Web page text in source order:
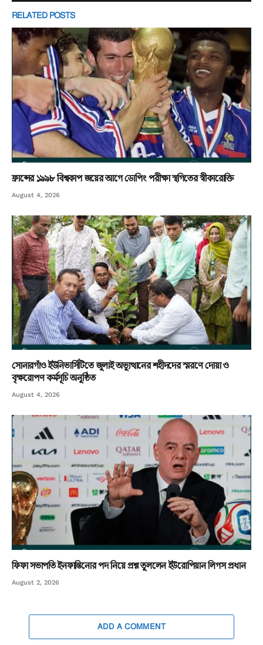
RELATED POSTS
ফ্রান্সের ১৯৯৮ বিশ্বকাপ জয়ের আগে ডোপিং পরীক্ষা স্থগিতের স্বীকারোক্তি
August 4, 2026
সোনারগাঁও ইউনিভার্সিটিতে জুলাই অভ্যুত্থানের শহীদদের স্মরণে দোয়া ও
বৃক্ষরোপণ কর্মসূচি অনুষ্ঠিত
August 4, 2026
ফিফা সভাপতি ইনফান্তিনোর পদ নিয়ে প্রশ্ন তুললেন ইউরোপিয়ান লিগস প্রধান
August 2, 2026
ADD A COMMENT